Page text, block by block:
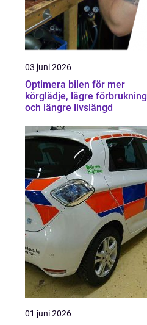
03 juni 2026
Optimera bilen för mer
körglädje, lägre förbrukning
och längre livslängd
01 juni 2026